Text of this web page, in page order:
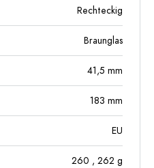
Rechteckig
Braunglas
41,5 mm
183 mm
EU
260 , 262 g